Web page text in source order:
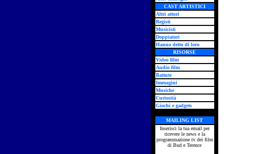
CAST ARTISTICI
Altri attori
Registi
Musicisti
Doppiatori
Hanno detto di loro
RISORSE
Video film
Audio film
Battute
Immagini
Musiche
Curiosità
Giochi e gadgets
MAILING LIST
Inserisci la tua email per
ricevere le news e la
programmazione tv dei film
di Bud e Terence